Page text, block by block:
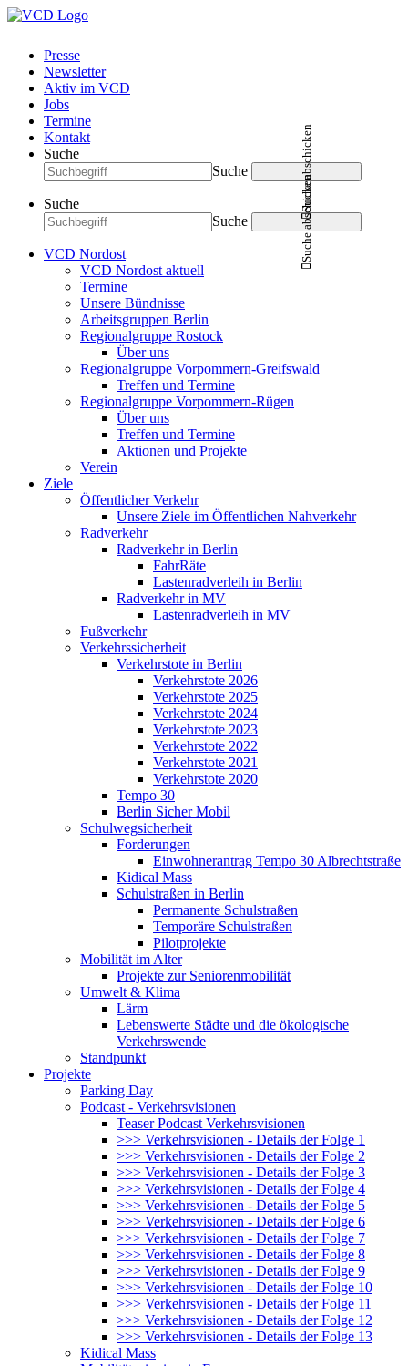
Presse
Newsletter
Aktiv im VCD
Jobs
Termine
Kontakt
Suche
Suche
Suche abschicken
Suche
Suche
Suche abschicken
VCD Nordost
VCD Nordost aktuell
Termine
Unsere Bündnisse
Arbeitsgruppen Berlin
Regionalgruppe Rostock
Über uns
Regionalgruppe Vorpommern-Greifswald
Treffen und Termine
Regionalgruppe Vorpommern-Rügen
Über uns
Treffen und Termine
Aktionen und Projekte
Verein
Ziele
Öffentlicher Verkehr
Unsere Ziele im Öffentlichen Nahverkehr
Radverkehr
Radverkehr in Berlin
FahrRäte
Lastenradverleih in Berlin
Radverkehr in MV
Lastenradverleih in MV
Fußverkehr
Verkehrssicherheit
Verkehrstote in Berlin
Verkehrstote 2026
Verkehrstote 2025
Verkehrstote 2024
Verkehrstote 2023
Verkehrstote 2022
Verkehrstote 2021
Verkehrstote 2020
Tempo 30
Berlin Sicher Mobil
Schulwegsicherheit
Forderungen
Einwohnerantrag Tempo 30 Albrechtstraße
Kidical Mass
Schulstraßen in Berlin
Permanente Schulstraßen
Temporäre Schulstraßen
Pilotprojekte
Mobilität im Alter
Projekte zur Seniorenmobilität
Umwelt & Klima
Lärm
Lebenswerte Städte und die ökologische
Verkehrswende
Standpunkt
Projekte
Parking Day
Podcast - Verkehrsvisionen
Teaser Podcast Verkehrsvisionen
>>> Verkehrsvisionen - Details der Folge 1
>>> Verkehrsvisionen - Details der Folge 2
>>> Verkehrsvisionen - Details der Folge 3
>>> Verkehrsvisionen - Details der Folge 4
>>> Verkehrsvisionen - Details der Folge 5
>>> Verkehrsvisionen - Details der Folge 6
>>> Verkehrsvisionen - Details der Folge 7
>>> Verkehrsvisionen - Details der Folge 8
>>> Verkehrsvisionen - Details der Folge 9
>>> Verkehrsvisionen - Details der Folge 10
>>> Verkehrsvisionen - Details der Folge 11
>>> Verkehrsvisionen - Details der Folge 12
>>> Verkehrsvisionen - Details der Folge 13
Kidical Mass